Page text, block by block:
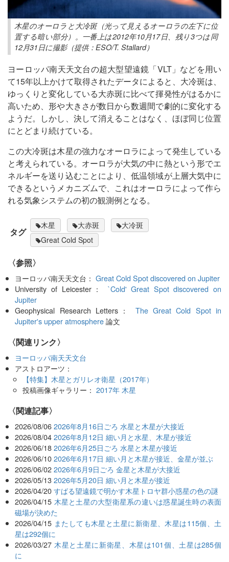
木星のオーロラと大冷斑（光って見えるオーロラの左下に位
置する暗い部分）。一番上は2012年10月17日、残り3つは同
12月31日に撮影（提供：ESO/T. Stallard）
ヨーロッパ南天天文台の超大型望遠鏡「VLT」などを用い
て15年以上かけて取得されたデータによると、大冷斑は、
ゆっくりと変化している大赤斑に比べて揮発性がはるかに
高いため、形や大きさが数日から数週間で劇的に変化する
ようだ。しかし、決して消えることはなく、ほぼ同じ位置
にとどまり続けている。
この大冷斑は木星の強力なオーロラによって発生している
と考えられている。オーロラが大気の中に熱という形でエ
ネルギーを送り込むことにより、低温領域が上層大気中に
できるというメカニズムで、これはオーロラによって作ら
れる気象システムの初の観測例となる。
タグ
木星 大赤斑
大冷斑
Great Cold Spot
〈参照〉
ヨーロッパ南天天文台：Great Cold Spot discovered on Jupiter
University of Leicester： `Cold' Great Spot discovered on
Jupiter
Geophysical Research Letters： The Great Cold Spot in
Jupiter's upper atmosphere論文
〈関連リンク〉
ヨーロッパ南天天文台
アストロアーツ：
【特集】木星とガリレオ衛星（2017年）
投稿画像ギャラリー： 2017年 木星
関連記事
2026/08/06 2026年8月16日ごろ 水星と木星が大接近
2026/08/04 2026年8月12日 細い月と水星、木星が接近
2026/06/18 2026年6月25日ごろ 水星と木星が接近
2026/06/10 2026年6月17日 細い月と木星が接近、金星が並ぶ
2026/06/02 2026年6月9日ごろ 金星と木星が大接近
2026/05/13 2026年5月20日 細い月と木星が接近
2026/04/20 すばる望遠鏡で明かす木星トロヤ群小惑星の色の謎
2026/04/15 木星と土星の大型衛星系の違いは惑星誕生時の表面
磁場が決めた
2026/04/15 またしても木星と土星に新衛星、木星は115個、土
星は292個に
2026/03/27 木星と土星に新衛星、木星は101個、土星は285個
に